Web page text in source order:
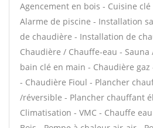
Agencement en bois - Cuisine
Alarme de piscine - Installation
de chaudière - Installation de
Chaudière / Chauffe-eau - Sauna
bain clé en main - Chaudière
- Chaudière Fioul - Plancher
/réversible - Plancher chauffant
Climatisation - VMC - Chauffe